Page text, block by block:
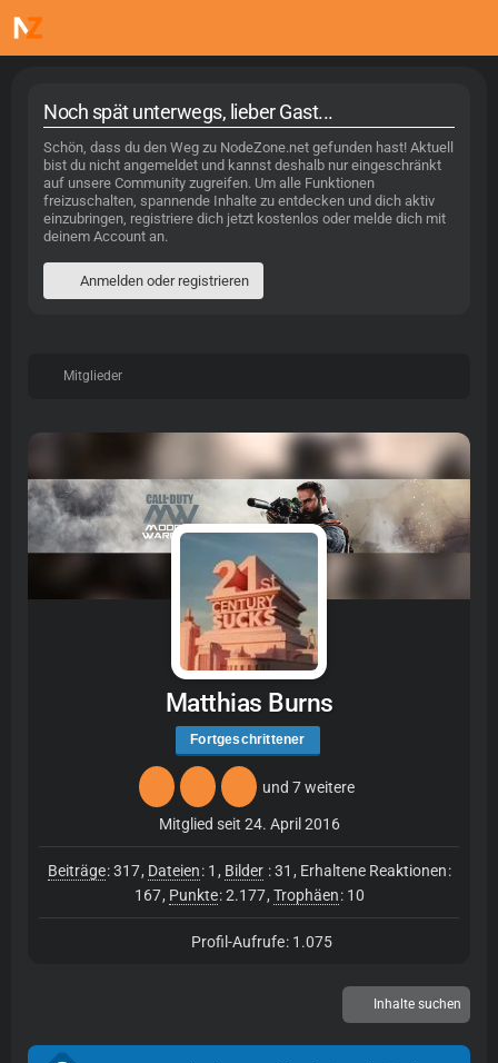
Noch spät unterwegs, lieber Gast...
Schön, dass du den Weg zu NodeZone.net gefunden hast! Aktuell
bist du nicht angemeldet und kannst deshalb nur eingeschränkt
auf unsere Community zugreifen. Um alle Funktionen
freizuschalten, spannende Inhalte zu entdecken und dich aktiv
einzubringen, registriere dich jetzt kostenlos oder melde dich mit
deinem Account an.
Anmelden oder registrieren
Mitglieder
Matthias Burns
Fortgeschrittener
und 7 weitere
Mitglied seit 24. April 2016
Beiträge 317 Dateien 1 Bilder 31
Erhaltene Reaktionen
167 Punkte 2.177 Trophäen 10
Profil-Aufrufe 1.075
Inhalte suchen